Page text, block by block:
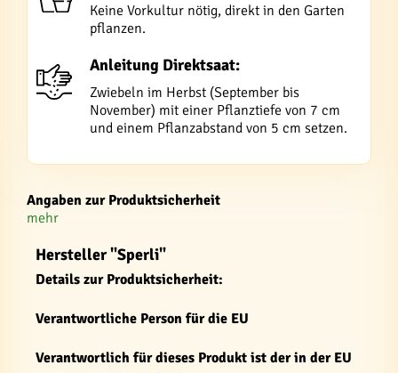
Keine Vorkultur nötig, direkt in den Garten
pflanzen.
Anleitung Direktsaat:
Zwiebeln im Herbst (September bis
November) mit einer Pflanztiefe von 7 cm
und einem Pflanzabstand von 5 cm setzen.
Angaben zur Produktsicherheit
mehr
Hersteller "Sperli"
Details zur Produktsicherheit:
Verantwortliche Person für die EU
Verantwortlich für dieses Produkt ist der in der EU